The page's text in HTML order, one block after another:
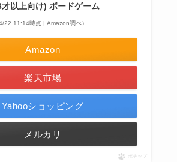
以上向け) ボードゲーム
22 11:14時点 | Amazon調べ）
Amazon
楽天市場
Yahooショッピング
メルカリ
ポチップ